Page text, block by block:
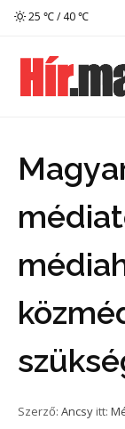
25 ℃ / 40 ℃
Szerző: Ancsy itt: